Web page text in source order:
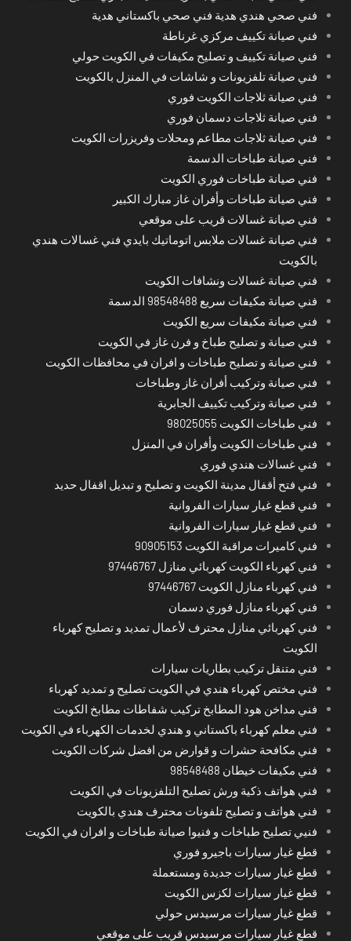
فني صحي هندي هدية فني صحي باكستاني هدية
فني صيانة تكييف مركزي غرناطة
فني صيانة تكييف و تصليح مكيفات في الكويت حولي
فني صيانة تلفزيونات و شاشات في المنزل بالكويت
فني صيانة ثلاجات الكويت فوري
فني صيانة ثلاجات دسمان فوري
فني صيانة ثلاجات مطاعم ومحلات وفريزرات الكويت
فني صيانة طباخات الدسمة
فني صيانة طباخات فوري الكويت
فني صيانة طباخات وأفران غاز مبارك الكبير
فني صيانة غسالات قريب على موقعي
فني صيانة غسالات ملابس اتوماتيك بايدي فني غسالات هندي
بالكويت
فني صيانة غسالات ونشافات الكويت
فني صيانة مكيفات سريع 98548488 الدسمة
فني صيانة مكيفات سريع الكويت
فني صيانة و تصليح طباخ و فرن غاز في الكويت
فني صيانة و تصليح طباخات و افران في محافظات الكويت
فني صيانة وتركيب أفران غاز وطباخات
فني صيانة وتركيب تكييف الجابرية
فني طباخات الكويت 98025055
فني طباخات الكويت وأفران في المنزل
فني غسالات هندي فوري
فني فتح أقفال مدينة الكويت و تصليح و تبديل اقفال حديد
فني قطع غيار سيارات الفروانية
فني قطع غيار سيارات الفروانية
فني كاميرات مراقبة الكويت 90905153
فني كهرباء الكويت كهربائي منازل 97446767
فني كهرباء منازل الكويت 97446767
فني كهرباء منازل فوري دسمان
فني كهربائي منازل محترف لأعمال تمديد و تصليح كهرباء
الكويت
فني متنقل تركيب بطاريات سيارات
فني مختص كهرباء هندي في الكويت تصليح و تمديد كهرباء
فني مداخن هود المطابخ تركيب شفاطات مطابخ الكويت
فني معلم كهرباء باكستاني و هندي لخدمات الكهرباء في الكويت
فني مكافحة حشرات و قوارض من افضل شركات الكويت
فني مكيفات خيطان 98548488
فني هواتف ذكية ورش تصليح التلفزيونات في الكويت
فني هواتف و تصليح تلفونات محترف هندي بالكويت
فنيي تصليح طباخات و فنيوا صيانة طباخات و افران في الكويت
قطع غيار سيارات باجيرو فوري
قطع غيار سيارات جديدة ومستعملة
قطع غيار سيارات لكزس الكويت
قطع غيار سيارات مرسيدس حولي
قطع غيار سيارات مرسيدس قريب على موقعي